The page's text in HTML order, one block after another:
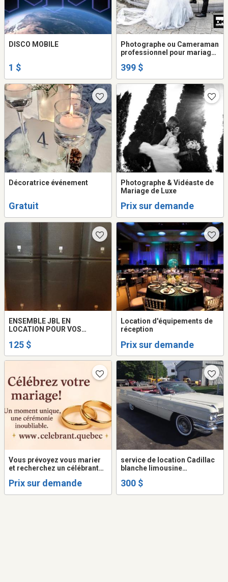
DISCO MOBILE
1 $
Photographe ou Cameraman
professionnel pour mariage
399 $
Décoratrice événement
Gratuit
Photographe & Vidéaste de
Mariage de Luxe
Prix sur demande
ENSEMBLE JBL EN
LOCATION POUR VOS
125 $
Location d'équipements de
réception
Prix sur demande
Vous prévoyez vous marier
et recherchez un célébrant
Prix sur demande
service de location Cadillac
blanche limousine
antique vintage mariage
300 $